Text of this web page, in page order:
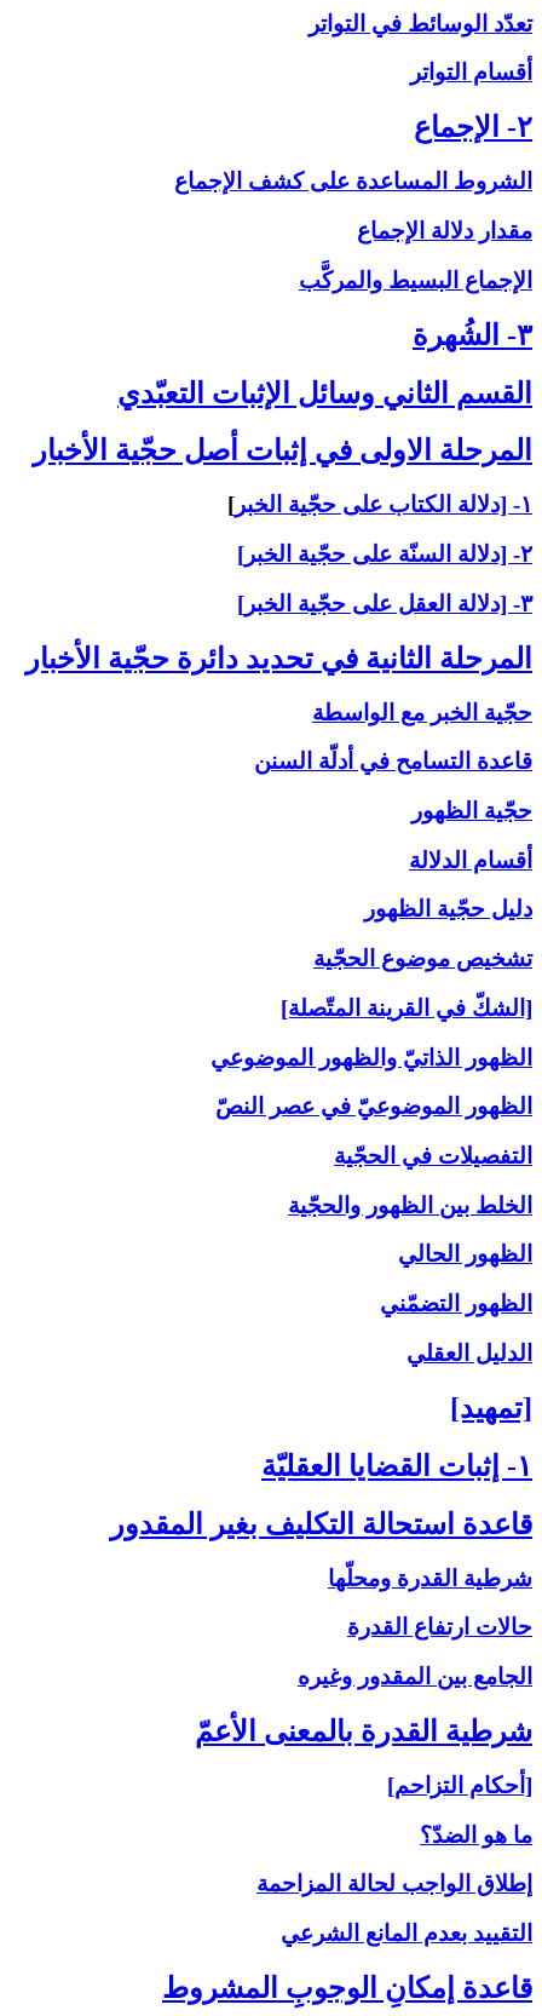
تعدّد الوسائط في التواتر
أقسام التواتر
۲- الإجماع‏
الشروط المساعدة على‏ كشف الإجماع
مقدار دلالة الإجماع
الإجماع البسيط والمركَّب
۳- الشُهرة
القسم الثاني ‏وسائل الإثبات التعبّدي‏
المرحلة الاولى ‏في إثبات أصل حجّية الأخبار
۱- [دلالة الكتاب على حجّية الخبر
]
۲- [دلالة السنّة على حجّية الخبر]
۳- [دلالة العقل على حجّية الخبر]
المرحلة الثانية في تحديد دائرة حجّية الأخبار
حجّية الخبر مع الواسطة
قاعدة التسامح في أدلّة السنن
حجّية الظهور
أقسام الدلالة
دليل حجّية الظهور
تشخيص موضوع الحجّية
[الشكّ في القرينة المتّصلة]
الظهور الذاتيّ والظهور الموضوعي
الظهور الموضوعيّ في عصر النصّ
التفصيلات في الحجّية
الخلط بين الظهور والحجّية
الظهور الحالي
الظهور التضمّني
الدليل العقلي
[تمهيد]
۱- إثبات القضايا العقليّة
قاعدة استحالة التكليف بغير المقدور
شرطية القدرة ومحلّها
حالات ارتفاع القدرة
الجامع بين المقدور وغيره
شرطية القدرة بالمعنى‏ الأعمّ‏
[أحكام التزاحم]
ما هو الضدّ؟
إطلاق الواجب لحالة المزاحمة
التقييد بعدم المانع الشرعي
قاعدة إمكانِ الوجوبِ المشروط